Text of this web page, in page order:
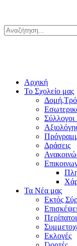
Αρχική
Το Σχολείο μας
Σύλλογοι
Δράσεις
Τα Νέα μας
Εκτός
Περίπατοι
Εκλογές